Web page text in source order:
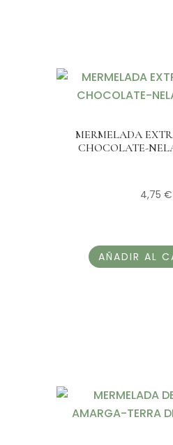
MERMELADA
CHOCOLATE-
4,75 €
AÑADIR AL